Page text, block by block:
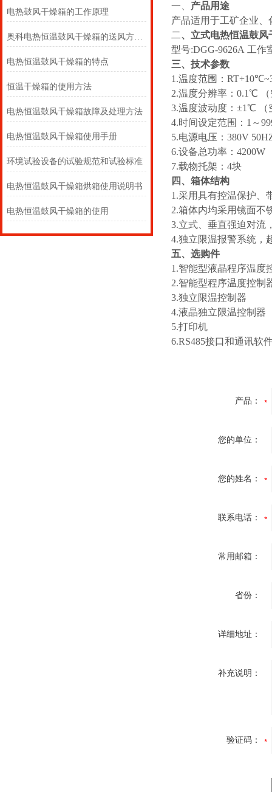
电热鼓风干燥箱的工作原理
奥科电热恒温鼓风干燥箱的送风方式？
电热恒温鼓风干燥箱的特点
恒温干燥箱的使用方法
电热恒温鼓风干燥箱故障及处理方法
电热恒温鼓风干燥箱使用手册
环境试验设备的试验规范和试验标准
电热恒温鼓风干燥箱烘箱使用说明书
电热恒温鼓风干燥箱的使用
一、 产品用途
产品适用于工矿企业
二、 立式电热恒温鼓风
型号:DGG-9626A 工作
三、 技术参数
1.温度范围：
2.温度分辨率：0.1℃
3.温度波动度：±1℃ （
4.时间设定范围：1～
5.电源电压：380V
6.设备总功率：4200W
7.载物托架：4块
四、箱体结构
1.采用具有控温保护、
2.箱体内均采用镜面不
3.立式、垂直强迫对流
4.独立限温报警系统，
五、选购件
1.智能型液晶程序温度
2.智能型程序温度控制
3.独立限温控制器
4.液晶独立限温控制器
5.打印机
6.RS485接口和通讯软
产品：
您的单位：
您的姓名：
联系电话：
常用邮箱：
省份：
详细地址：
补充说明：
验证码：